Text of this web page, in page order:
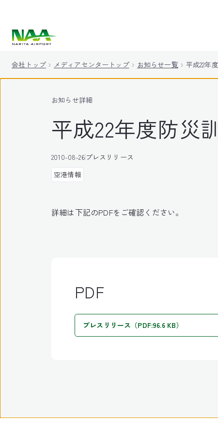
会社トップ メディアセンタートップ お知らせ一覧 平成22年
お知らせ詳細
平成22年度防災
2010-08-26プレスリリース
空港情報
詳細は下記のPDFをご確認ください。
PDF
プレスリリース（PDF:96.6 KB）